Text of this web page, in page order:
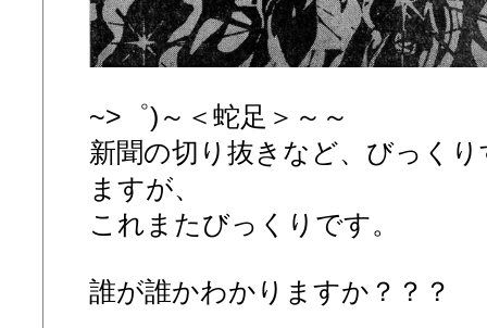
~>゜)～＜蛇足＞～～
新聞の切り抜きなど、びっく
ますが、
これまたびっくりです。
誰が誰かわかりますか？？？